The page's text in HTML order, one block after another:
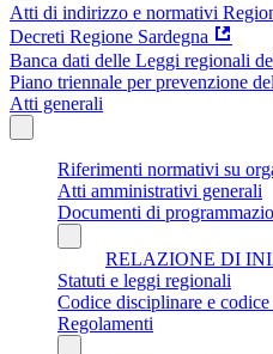
Atti di indirizzo e normativi
Decreti Regione Sardegna
Banca dati delle Leggi regionali
Piano triennale per prevenzione
Atti generali
Riferimenti normativi su
Atti amministrativi generali
Documenti di
RELAZIONE DI
Statuti e leggi regionali
Codice disciplinare e
Regolamenti